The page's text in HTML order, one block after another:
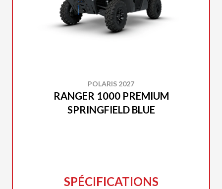
POLARIS 2027
RANGER 1000 PREMIUM
SPRINGFIELD BLUE
SPÉCIFICATIONS